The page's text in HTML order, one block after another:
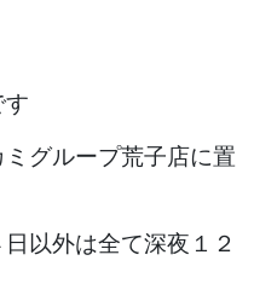
す
ループ荒子店に置
外は全て深夜１２